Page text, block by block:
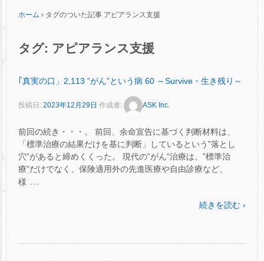
ホーム › タグのついた記事 アピアランス支援
タグ: アピアランス支援
｢真実の口」2,113 ‟がん”という病 60 ～Survive・生き残り～
投稿日: 2023年12月29日 作成者: ASK Inc.
前回の続き・・・。 前回、余命宣告に基づく判断材料は、
「標準治療の結果だけを基に判断」しているという‟落とし
穴”があると締めくくった。 現代の‟がん”治療は、‟標準治
療”だけでなく、保険適用外の先進医療や自由診療など、
様 …
続きを読む ›